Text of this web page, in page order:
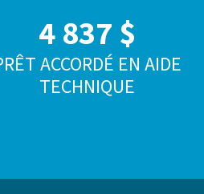
4 837 $
ACCORDÉ EN AIDE
TECHNIQUE